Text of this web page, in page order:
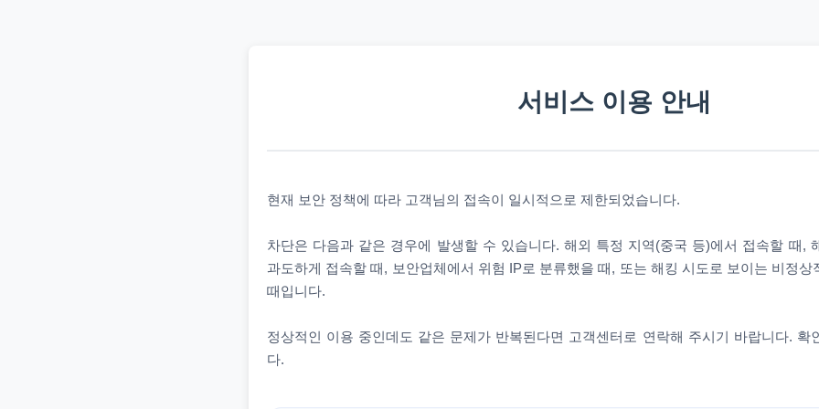
서비스 이용 안내
현재 보안 정책에 따라 고객님의 접속이 일시적으로 제한되었습니다.
차단은 다음과 같은 경우에 발생할 수 있습니다. 해외 특정 지역(중국 등)에서 접속할 때,
과도하게 접속할 때, 보안업체에서 위험 IP로 분류했을 때, 또는 해킹 시도로 보이는 비정상
때입니다.
정상적인 이용 중인데도 같은 문제가 반복된다면 고객센터로 연락해 주시기 바랍니다. 확
다.